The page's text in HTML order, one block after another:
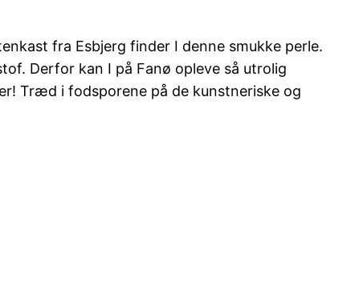
fra Esbjerg finder I denne smukke perle.
Derfor kan I på Fanø opleve så utrolig
Træd i fodsporene på de kunstneriske og